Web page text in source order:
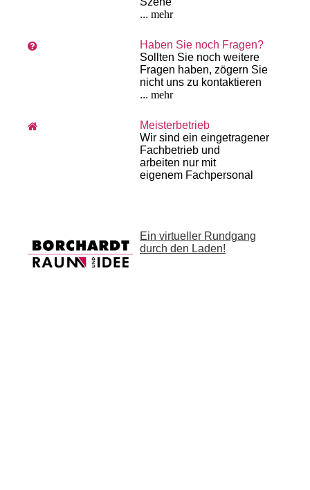
... mehr
Haben Sie noch Fragen?
Sollten Sie noch weitere
Fragen haben, zögern Sie
nicht uns zu kontaktieren
... mehr
Meisterbetrieb
Wir sind ein eingetragener
Fachbetrieb und
arbeiten nur mit
eigenem Fach­personal
Ein virtueller Rundgang
durch den Laden!